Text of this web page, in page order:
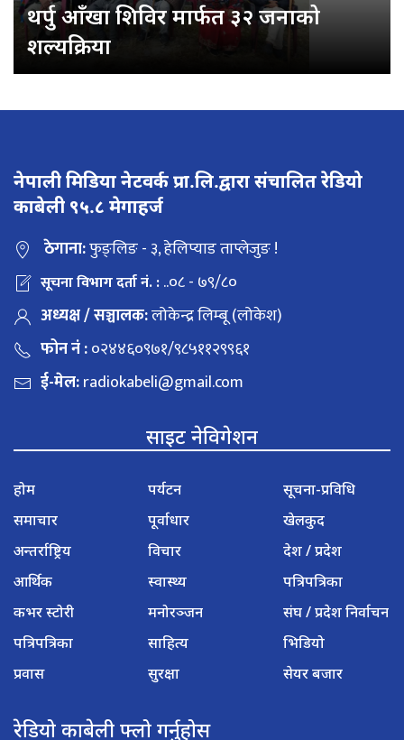
थर्पु आँखा शिविर मार्फत ३२ जनाको
शल्यक्रिया
नेपाली मिडिया नेटवर्क प्रा.लि.द्वारा संचालित रेडियो
काबेली ९५.८ मेगाहर्ज
ठेगाना:फुङ्लिङ - ३, हेलिप्याड ताप्लेजुङ !
सूचना विभाग दर्ता नं. :..०८ - ७९/८०
अध्यक्ष / सञ्चालक:लोकेन्द्र लिम्बू (लोकेश)
फोन नं :०२४४६०९७१/९८५११२९९६१
ई-मेल:radiokabeli@gmail.com
साइट नेविगेशन
होम
समाचार
अन्तर्राष्ट्रिय
आर्थिक
कभर स्टोरी
पत्रिपत्रिका
प्रवास
पर्यटन
पूर्वाधार
विचार
स्वास्थ्य
मनोरञ्जन
साहित्य
सुरक्षा
सूचना-प्रविधि
खेलकुद
देश / प्रदेश
पत्रिपत्रिका
संघ / प्रदेश निर्वाचन
भिडियो
सेयर बजार
रेडियो काबेली फ्लो गर्नुहोस